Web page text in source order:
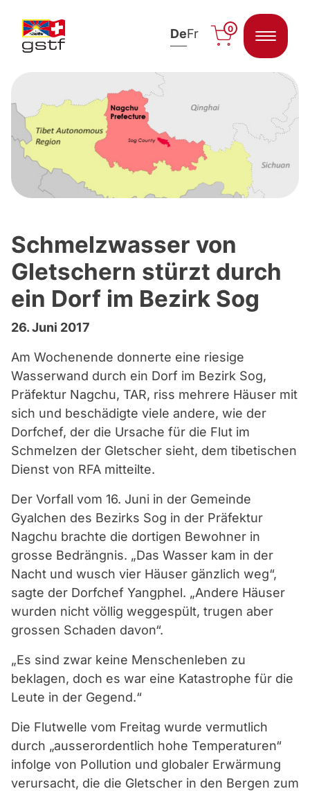
DeFr 0
Schmelzwasser von
Gletschern stürzt durch
ein Dorf im Bezirk Sog
26. Juni 2017
Am Wochenende donnerte eine riesige
Wasserwand durch ein Dorf im Bezirk Sog,
Präfektur Nagchu, TAR, riss mehrere Häuser mit
sich und beschädigte viele andere, wie der
Dorfchef, der die Ursache für die Flut im
Schmelzen der Gletscher sieht, dem tibetischen
Dienst von RFA mitteilte.
Der Vorfall vom 16. Juni in der Gemeinde
Gyalchen des Bezirks Sog in der Präfektur
Nagchu brachte die dortigen Bewohner in
grosse Bedrängnis. „Das Wasser kam in der
Nacht und wusch vier Häuser gänzlich weg“,
sagte der Dorfchef Yangphel. „Andere Häuser
wurden nicht völlig weggespült, trugen aber
grossen Schaden davon“.
„Es sind zwar keine Menschenleben zu
beklagen, doch es war eine Katastrophe für die
Leute in der Gegend.“
Die Flutwelle vom Freitag wurde vermutlich
durch „ausserordentlich hohe Temperaturen“
infolge von Pollution und globaler Erwärmung
verursacht, die die Gletscher in den Bergen zum